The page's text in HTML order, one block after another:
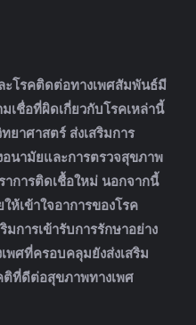
ะโรคติดต่อทางเพศสัมพันธ์มี
เชื่อที่ผิดเกี่ยวกับโรคเหล่านี้
าศาสตร์ ส่งเสริมการ
อนามัยและการตรวจสุขภาพ
าการติดเชื้อใหม่ นอกจากนี้
ห้เข้าใจอาการของโรค
การเข้ารับการรักษาอย่าง
พศที่ครอบคลุมยังส่งเสริม
ติที่ดีต่อสุขภาพทางเพศ